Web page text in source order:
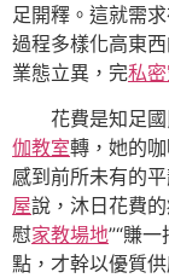
足開釋。這就需
過程多樣化高東
業態立異，完私
花費是知足
伽教室轉，她的
感到前所未有的
屋說，沐日花費
慰家教場地”“賺
點，才幹以優質